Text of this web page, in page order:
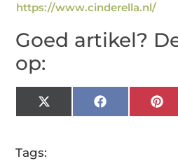
https://www.cinderella.nl/
Goed artikel?
op:
X
(Twitter)
Facebook
Tags: